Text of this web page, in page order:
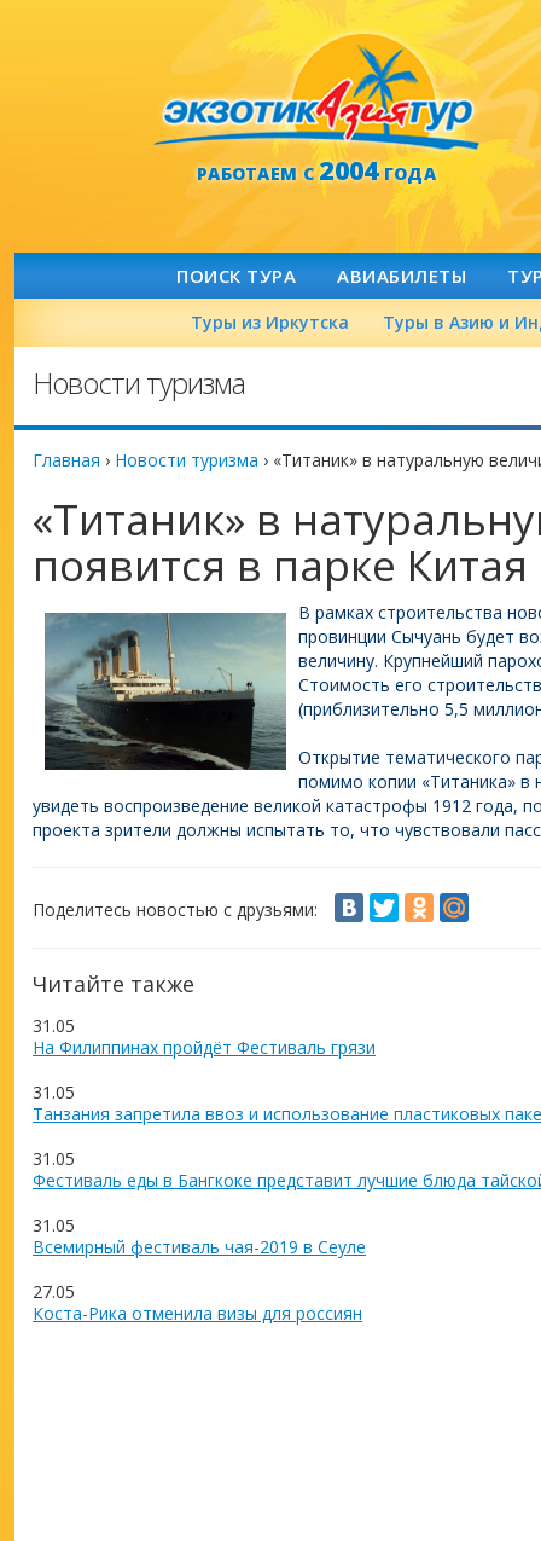
РАБОТАЕМ С2004ГОДА
ПОИСК ТУРА АВИАБИЛЕТЫ
Туры из Иркутска Туры в Азию и
Новости туризма
Главная › Новости туризма › «Титаник» в натуральную
«Титаник» в
появится в парке Китая
В рамках строительства
провинции Сычуань будет
величину. Крупнейший
Стоимость его
(приблизительно 5,5
Открытие тематического
помимо копии «Титаника» в
увидеть воспроизведение великой катастрофы 1912 года,
проекта зрители должны испытать то, что чувствовали
Поделитесь новостью с друзьями:
Читайте также
31.05
На Филиппинах пройдёт Фестиваль грязи
31.05
Танзания запретила ввоз и использование пластиковых
31.05
Фестиваль еды в Бангкоке представит лучшие блюда
31.05
Всемирный фестиваль чая-2019 в Сеуле
27.05
Коста-Рика отменила визы для россиян